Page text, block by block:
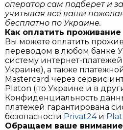
оператор сам подберет и
учитывая все ваши
бесплатно по Украине.
Как оплатить проживание
Вы можете оплатить
переводом в любом банке
систему интернет-
Украине), а также
Mastercard через сервис
Platon (по Украине и в
Конфиденциальность
платежей гарантирована
безопасности Privat24и
Обращаем ваше внимание